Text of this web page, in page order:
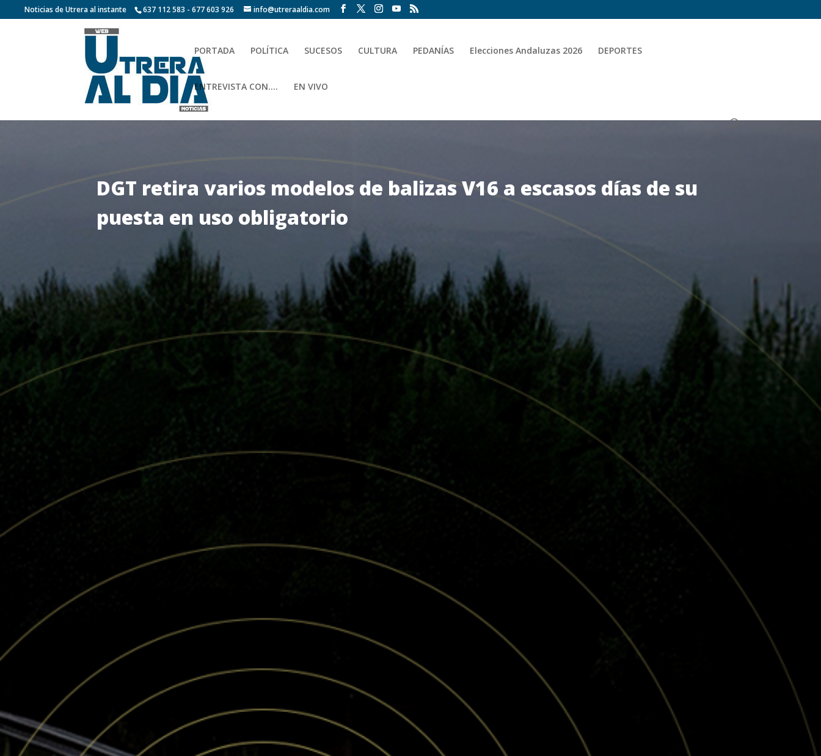
Noticias de Utrera al instante 637 112 583 - 677 603 926 info@utreraaldia.com
PORTADA POLÍTICA SUCESOS CULTURA PEDANÍAS Elecciones Andaluzas 2026 DEPORTES
ENTREVISTA CON…. EN VIVO
DGT retira varios modelos de balizas V16 a escasos días de su
puesta en uso obligatorio